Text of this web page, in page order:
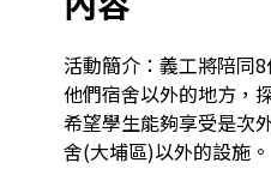
活動簡介：義工將陪同
他們宿舍以外的地方，
希望學生能夠享受是次
舍(大埔區)以外的設施。